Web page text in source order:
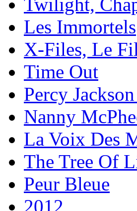
Les Immortels
X-Files, Le
Time Out
Percy
Nanny
La Voix Des
The Tree Of
Peur Bleue
2012